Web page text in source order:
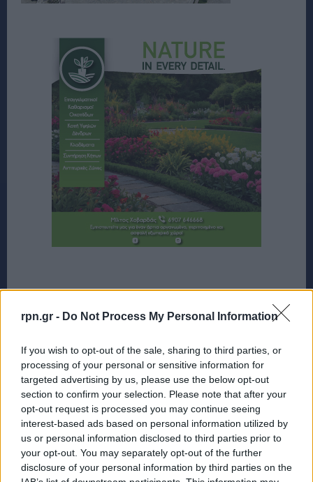
rpn.gr - Do Not Process My Personal Information
If you wish to opt-out of the sale, sharing to third parties, or
processing of your personal or sensitive information for
targeted advertising by us, please use the below opt-out
section to confirm your selection. Please note that after your
opt-out request is processed you may continue seeing
interest-based ads based on personal information utilized by
us or personal information disclosed to third parties prior to
your opt-out. You may separately opt-out of the further
disclosure of your personal information by third parties on the